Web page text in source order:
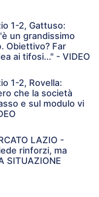
1-2, Gattuso:
un grandissimo
Obiettivo? Far
ai tifosi..." - VIDEO
1-2, Rovella:
che la società
e sul modulo vi
LAZIO -
rinforzi, ma
SITUAZIONE